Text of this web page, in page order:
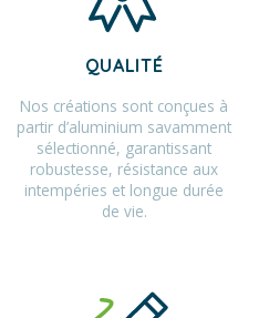
QUALITÉ
Nos créations sont conçues à
partir d’aluminium savamment
sélectionné, garantissant
robustesse, résistance aux
intempéries et longue durée
de vie.